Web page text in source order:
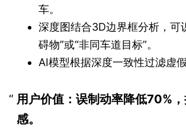
车。
深度图结合3D边界框分析，可
碍物”或“非同车道目标”。
AI模型根据深度一致性过滤虚假
用户价值：误制动率降低70%
感。